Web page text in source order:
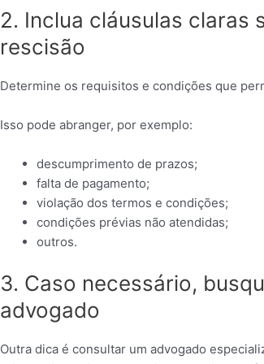
2. Inclua cláusulas claras
rescisão
Determine os requisitos e condições que
Isso pode abranger, por exemplo:
descumprimento de prazos;
falta de pagamento;
violação dos termos e condições;
condições prévias não atendidas;
outros.
3. Caso necessário,
advogado
Outra dica é consultar um advogado